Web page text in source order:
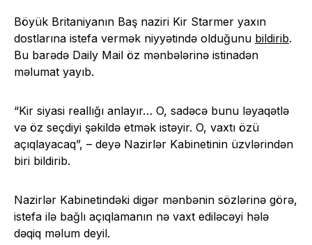
Böyük Britaniyanın Baş naziri Kir Starmer yaxın
dostlarına istefa vermək niyyətində olduğunu bildirib.
Bu barədə Daily Mail öz mənbələrinə istinadən
məlumat yayıb.
“Kir siyasi reallığı anlayır… O, sadəcə bunu ləyaqətlə
və öz seçdiyi şəkildə etmək istəyir. O, vaxtı özü
açıqlayacaq”, – deyə Nazirlər Kabinetinin üzvlərindən
biri bildirib.
Nazirlər Kabinetindəki digər mənbənin sözlərinə görə,
istefa ilə bağlı açıqlamanın nə vaxt ediləcəyi hələ
dəqiq məlum deyil.